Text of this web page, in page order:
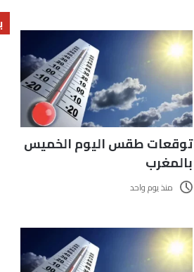
توقعات طقس اليوم الخميس
بالمغرب
منذ يوم واحد